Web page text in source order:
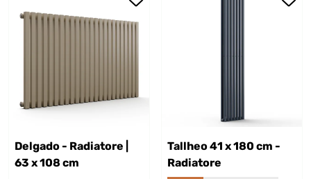
Delgado - Radiatore |
63 x 108 cm
Tallheo 41 x 180 cm -
Radiatore